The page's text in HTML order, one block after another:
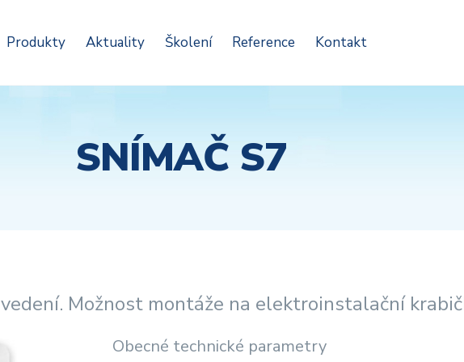
Produkty Aktuality Školení Reference Kontakt
SNÍMAČ S7
Možnost montáže na elektroinstalační
Obecné technické parametry